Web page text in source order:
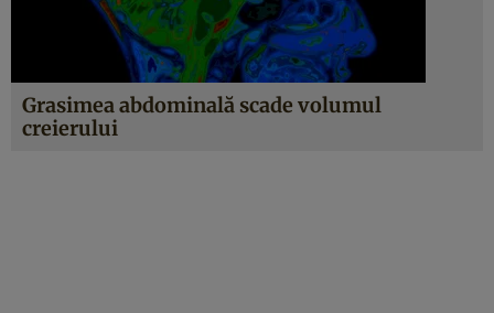
Grasimea abdominală scade volumul
creierului